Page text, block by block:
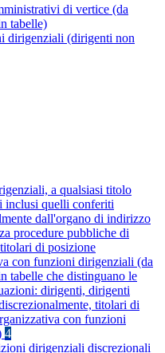
di vertice (da
tabelle)
dirigenziali (dirigenti non
a qualsiasi titolo
inclusi quelli conferiti
dall'organo di indirizzo
procedure pubbliche di
di posizione
con funzioni dirigenziali (da
tabelle che distinguano le
dirigenti, dirigenti
titolari di
con funzioni
4
dirigenziali discrezionali